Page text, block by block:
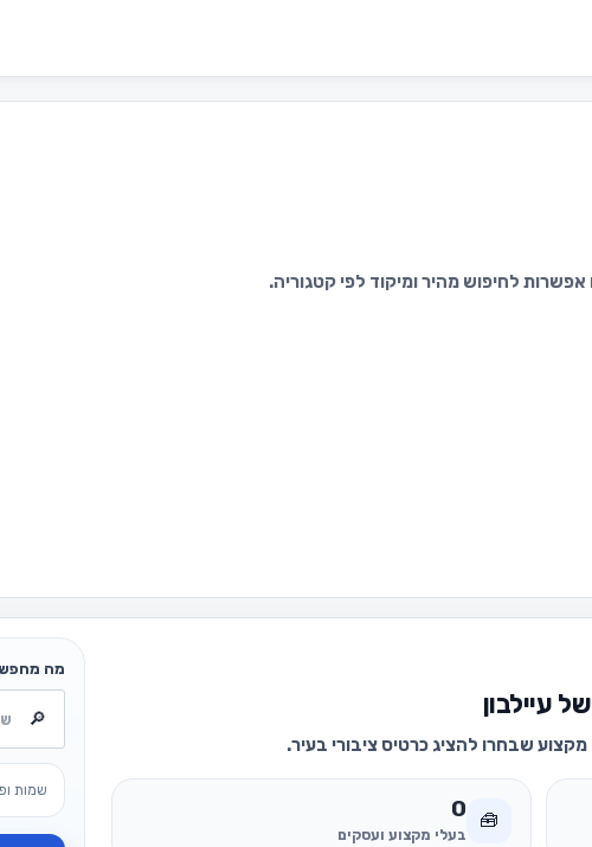
לחיפוש מהיר ומיקוד לפי קטגוריה.
עיילבון
שבחרו להציג כרטיס ציבורי בעיר.
🧰
0
בעלי מקצוע ועסקים
מה
שמות